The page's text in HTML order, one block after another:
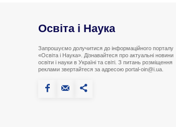
Освіта і Наука
Запрошуємо долучитися до інформаційного порталу
«Освіта і Наука». Дізнавайтеся про актуальні новини
освіти і науки в Україні та світі. З питань розміщення
реклами звертайтеся за адресою portal-oin@i.ua.